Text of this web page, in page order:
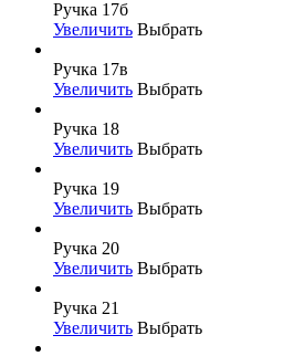
Ручка 17б
Увеличить Выбрать
Ручка 17в
Увеличить Выбрать
Ручка 18
Увеличить Выбрать
Ручка 19
Увеличить Выбрать
Ручка 20
Увеличить Выбрать
Ручка 21
Увеличить Выбрать